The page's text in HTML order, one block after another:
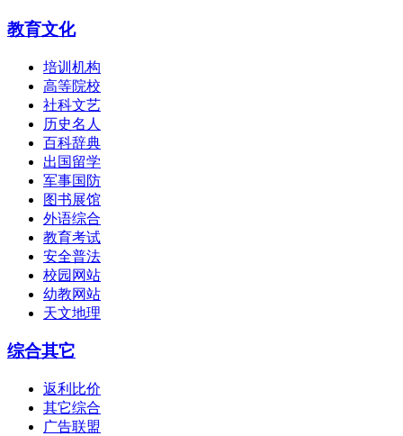
教育文化
培训机构
高等院校
社科文艺
历史名人
百科辞典
出国留学
军事国防
图书展馆
外语综合
教育考试
安全普法
校园网站
幼教网站
天文地理
综合其它
返利比价
其它综合
广告联盟